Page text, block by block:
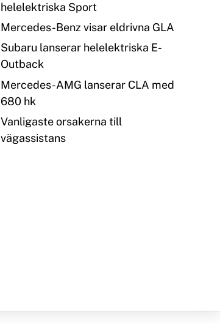
helelektriska Sport
Mercedes-Benz visar eldrivna GLA
Subaru lanserar helelektriska E-
Outback
Mercedes-AMG lanserar CLA med
680 hk
Vanligaste orsakerna till
vägassistans